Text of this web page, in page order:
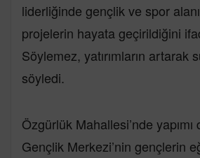
liderliğinde gençlik ve spor
projelerin hayata geçirildiğini
Söylemez, yatırımların artarak
söyledi.
Özgürlük Mahallesi’nde
Gençlik Merkezi’nin gençlerin